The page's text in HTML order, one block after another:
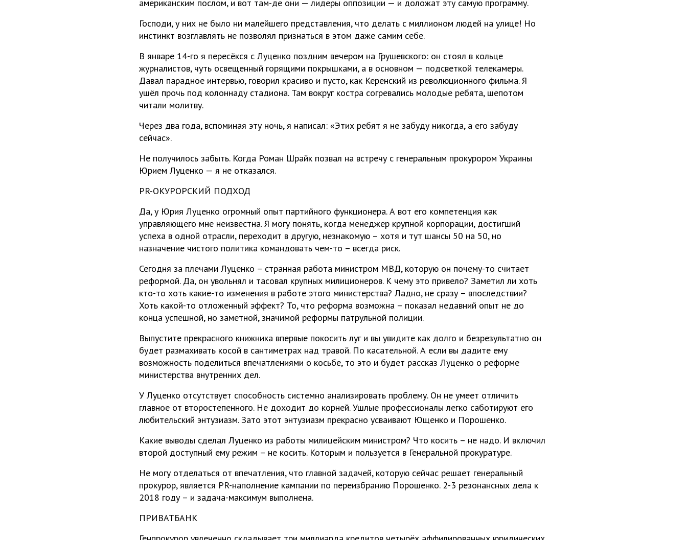
американским послом, и вот там-де они — лидеры оппозиции — и доложат эту самую программу.
Господи, у них не было ни малейшего представления, что делать с миллионом людей на улице! Но
инстинкт возглавлять не позволял признаться в этом даже самим себе.
В январе 14-го я пересёкся с Луценко поздним вечером на Грушевского: он стоял в кольце
журналистов, чуть освещенный горящими покрышками, а в основном — подсветкой телекамеры.
Давал парадное интервью, говорил красиво и пусто, как Керенский из революционного фильма. Я
ушёл прочь под колоннаду стадиона. Там вокруг костра согревались молодые ребята, шепотом
читали молитву.
Через два года, вспоминая эту ночь, я написал: «Этих ребят я не забуду никогда, а его забуду
сейчас».
Не получилось забыть. Когда Роман Шрайк позвал на встречу с генеральным прокурором Украины
Юрием Луценко — я не отказался.
PR-ОКУРОРСКИЙ ПОДХОД
Да, у Юрия Луценко огромный опыт партийного функционера. А вот его компетенция как
управляющего мне неизвестна. Я могу понять, когда менеджер крупной корпорации, достигший
успеха в одной отрасли, переходит в другую, незнакомую – хотя и тут шансы 50 на 50, но
назначение чистого политика командовать чем-то – всегда риск.
Сегодня за плечами Луценко – странная работа министром МВД, которую он почему-то считает
реформой. Да, он увольнял и тасовал крупных милиционеров. К чему это привело? Заметил ли хоть
кто-то хоть какие-то изменения в работе этого министерства? Ладно, не сразу – впоследствии?
Хоть какой-то отложенный эффект? То, что реформа возможна – показал недавний опыт не до
конца успешной, но заметной, значимой реформы патрульной полиции.
Выпустите прекрасного книжника впервые покосить луг и вы увидите как долго и безрезультатно он
будет размахивать косой в сантиметрах над травой. По касательной. А если вы дадите ему
возможность поделиться впечатлениями о косьбе, то это и будет рассказ Луценко о реформе
министерства внутренних дел.
У Луценко отсутствует способность системно анализировать проблему. Он не умеет отличить
главное от второстепенного. Не доходит до корней. Ушлые профессионалы легко саботируют его
любительский энтузиазм. Зато этот энтузиазм прекрасно усваивают Ющенко и Порошенко.
Какие выводы сделал Луценко из работы милицейским министром? Что косить – не надо. И включил
второй доступный ему режим – не косить. Которым и пользуется в Генеральной прокуратуре.
Не могу отделаться от впечатления, что главной задачей, которую сейчас решает генеральный
прокурор, является PR-наполнение кампании по переизбранию Порошенко. 2-3 резонансных дела к
2018 году – и задача-максимум выполнена.
ПРИВАТБАНК